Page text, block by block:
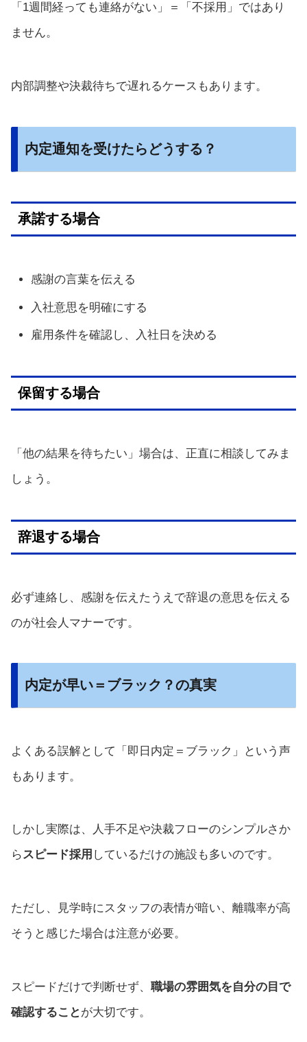
「1週間経っても連絡がない」＝「不採用」ではあり
ません。
内部調整や決裁待ちで遅れるケースもあります。
内定通知を受けたらどうする？
承諾する場合
感謝の言葉を伝える
入社意思を明確にする
雇用条件を確認し、入社日を決める
保留する場合
「他の結果を待ちたい」場合は、正直に相談してみま
しょう。
辞退する場合
必ず連絡し、感謝を伝えたうえで辞退の意思を伝える
のが社会人マナーです。
内定が早い＝ブラック？の真実
よくある誤解として「即日内定＝ブラック」という声
もあります。
しかし実際は、人手不足や決裁フローのシンプルさか
らスピード採用 しているだけの施設も多いのです。
ただし、見学時にスタッフの表情が暗い、離職率が高
そうと感じた場合は注意が必要。
スピードだけで判断せず、 職場の雰囲気を自分の目で
確認すること が大切です。